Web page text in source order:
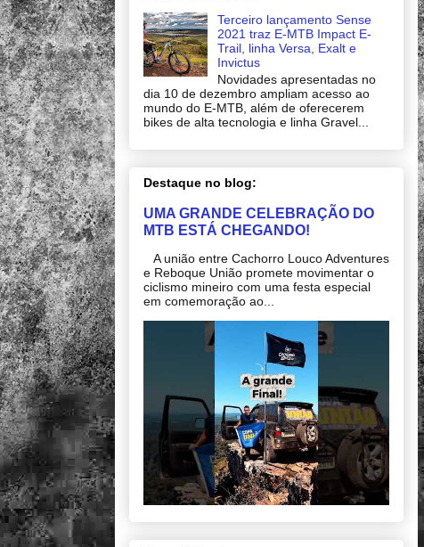
Terceiro lançamento Sense
2021 traz E-MTB Impact E-
Trail, linha Versa, Exalt e
Invictus
Novidades apresentadas no
dia 10 de dezembro ampliam acesso ao
mundo do E-MTB, além de oferecerem
bikes de alta tecnologia e linha Gravel...
Destaque no blog:
UMA GRANDE CELEBRAÇÃO DO
MTB ESTÁ CHEGANDO!
A união entre Cachorro Louco Adventures
e Reboque União promete movimentar o
ciclismo mineiro com uma festa especial
em comemoração ao...